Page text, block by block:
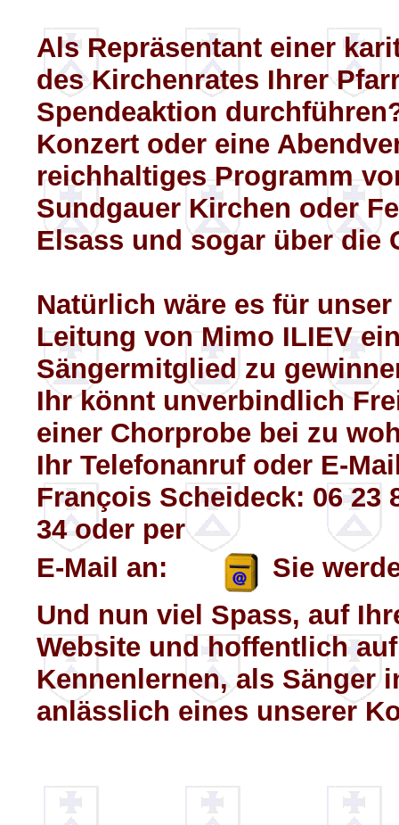
Als Repräsentant einer
des Kirchenrates Ihrer
Spendeaktion
Konzert oder eine
reichhaltiges Programm
Sundgauer Kirchen oder
Elsass und sogar über die
Natürlich wäre es für
Leitung von Mimo ILIEV
Sängermitglied zu
Ihr könnt unverbindlich
einer Chorprobe bei zu
Ihr Telefonanruf oder E-
François Scheideck: 06 23
34 oder per
E-Mail an:
Sie
Und nun viel Spass, auf
Website und hoffentlich
Kennenlernen, als Sänger
anlässlich eines unserer